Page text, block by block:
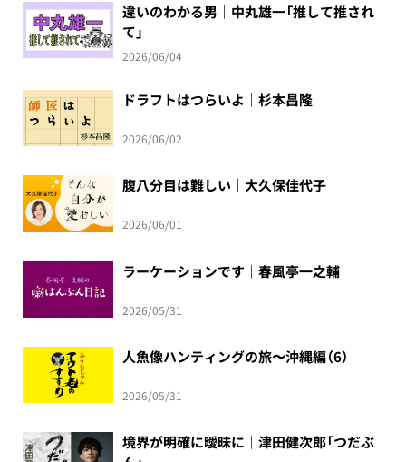
違いのわかる男｜中丸雄一「推して推され
て」
2026/06/04
ドラフトはつらいよ｜杉本昌隆
2026/06/02
腹八分目は難しい｜大久保佳代子
2026/06/01
ラーケーションです｜春風亭一之輔
2026/05/31
人魚像ハンティングの旅〜沖縄編（6）
2026/05/31
境界が明確に曖昧に｜津田健次郎「つだぶ